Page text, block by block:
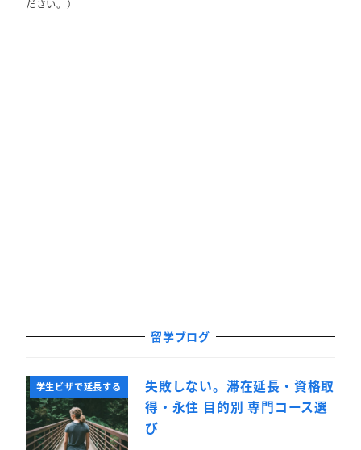
ださい。）
留学ブログ
学生ビザで延長する
失敗しない。滞在延長・資格取
得・永住 目的別 専門コース選
び